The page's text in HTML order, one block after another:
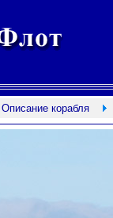
Описание корабля